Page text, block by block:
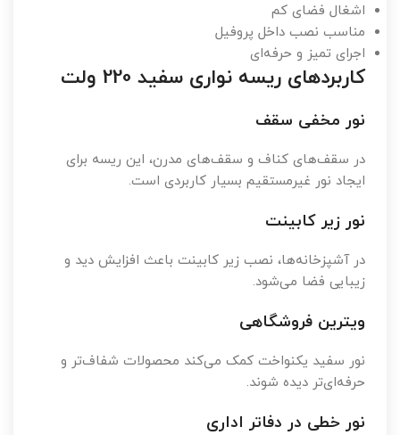
اشغال فضای کم
مناسب نصب داخل پروفیل
اجرای تمیز و حرفه‌ای
کاربردهای ریسه نواری سفید 220 ولت
نور مخفی سقف
در سقف‌های کناف و سقف‌های مدرن، این ریسه برای
ایجاد نور غیرمستقیم بسیار کاربردی است.
نور زیر کابینت
در آشپزخانه‌ها، نصب زیر کابینت باعث افزایش دید و
زیبایی فضا می‌شود.
ویترین فروشگاهی
نور سفید یکنواخت کمک می‌کند محصولات شفاف‌تر و
حرفه‌ای‌تر دیده شوند.
نور خطی در دفاتر اداری